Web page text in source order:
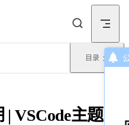
目录
| VSCode主题定